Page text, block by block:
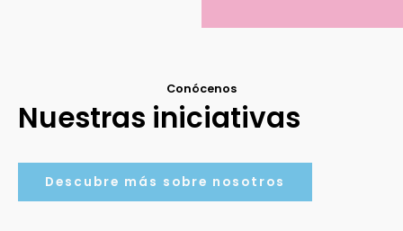
Conócenos
Nuestras iniciativas
Descubre más sobre nosotros